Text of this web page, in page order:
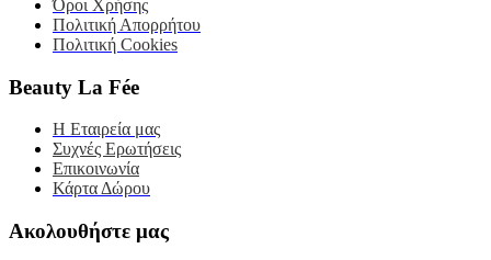
Όροι Χρήσης
Πολιτική Απορρήτου
Πολιτική Cookies
Beauty La Fée
Η Εταιρεία μας
Συχνές Ερωτήσεις
Επικοινωνία
Κάρτα Δώρου
Ακολουθήστε μας